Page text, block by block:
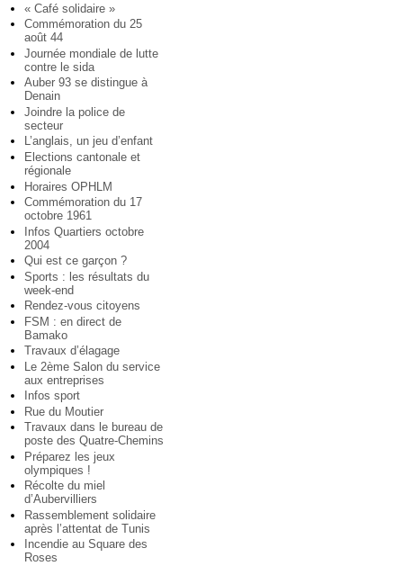
« Café solidaire »
Commémoration du 25
août 44
Journée mondiale de lutte
contre le sida
Auber 93 se distingue à
Denain
Joindre la police de
secteur
L’anglais, un jeu d’enfant
Elections cantonale et
régionale
Horaires OPHLM
Commémoration du 17
octobre 1961
Infos Quartiers octobre
2004
Qui est ce garçon ?
Sports : les résultats du
week-end
Rendez-vous citoyens
FSM : en direct de
Bamako
Travaux d’élagage
Le 2ème Salon du service
aux entreprises
Infos sport
Rue du Moutier
Travaux dans le bureau de
poste des Quatre-Chemins
Préparez les jeux
olympiques !
Récolte du miel
d’Aubervilliers
Rassemblement solidaire
après l’attentat de Tunis
Incendie au Square des
Roses